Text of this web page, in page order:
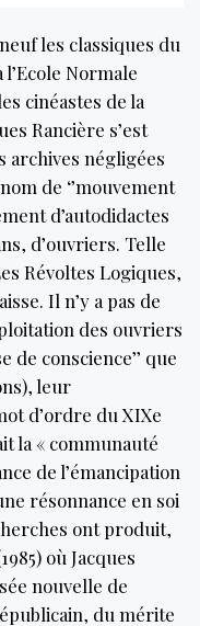
les classiques du
Normale
cinéastes de la
Rancière s’est
archives négligées
de ‘’mouvement
d’autodidactes
d’ouvriers. Telle
Révoltes Logiques,
Il n’y a pas de
des ouvriers
de conscience’’ que
leur
d’ordre du XIXe
la « communauté
de l’émancipation
résonnance en soi
ont produit,
où Jacques
nouvelle de
du mérite